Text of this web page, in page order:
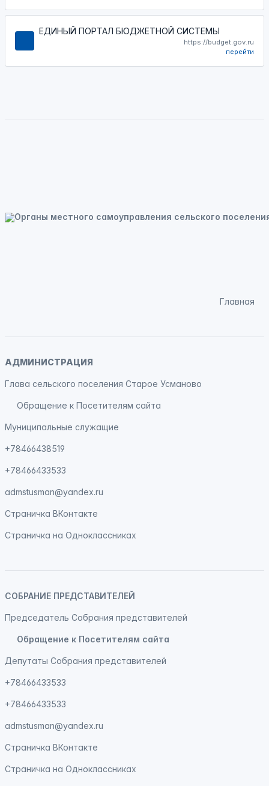
ЕДИНЫЙ ПОРТАЛ БЮДЖЕТНОЙ СИСТЕМЫ
https://budget.gov.ru
перейти
Главная
АДМИНИСТРАЦИЯ
Глава сельского поселения Старое Усманово
Обращение к Посетителям сайта
Муниципальные служащие
+78466438519
+78466433533
admstusman@yandex.ru
Страничка ВКонтакте
Страничка на Одноклассниках
СОБРАНИЕ ПРЕДСТАВИТЕЛЕЙ
Председатель Собрания представителей
Обращение к Посетителям сайта
Депутаты Собрания представителей
+78466433533
+78466433533
admstusman@yandex.ru
Страничка ВКонтакте
Страничка на Одноклассниках